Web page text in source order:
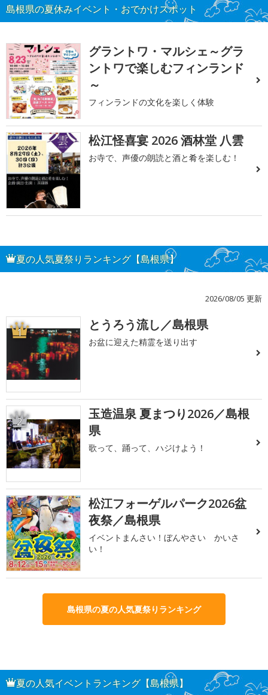
島根県の夏休みイベント・おでかけスポット
グラントワ・マルシェ～グラ
ントワで楽しむフィンランド
～
フィンランドの文化を楽しく体験
松江怪喜宴 2026 酒林堂 八雲
お寺で、声優の朗読と酒と肴を楽しむ！
夏の人気夏祭りランキング【島根県】
2026/08/05 更新
1 とうろう流し／島根県
お盆に迎えた精霊を送り出す
2
玉造温泉 夏まつり2026／島根
県
歌って、踊って、ハジけよう！
3
松江フォーゲルパーク2026盆
夜祭／島根県
イベントまんさい！ぼんやさい かいさ
い！
島根県の夏の人気夏祭りランキング
夏の人気イベントランキング【島根県】